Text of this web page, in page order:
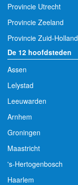
Provincie Utrecht
Provincie Zeeland
Provincie Zuid-Holland
De 12 hoofdsteden
Assen
Lelystad
Leeuwarden
Arnhem
Groningen
Maastricht
's-Hertogenbosch
Haarlem